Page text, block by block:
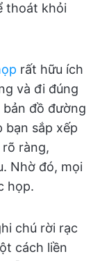
thoát khỏi
rất hữu ích
và đi đúng
đồ đường
bạn sắp xếp
ràng,
Nhờ đó, mọi
họp.
chú rời rạc
cách liền